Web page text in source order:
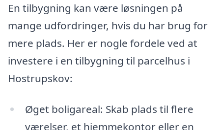
En tilbygning kan være løsningen på
mange udfordringer, hvis du har brug for
mere plads. Her er nogle fordele ved at
investere i en tilbygning til parcelhus i
Hostrupskov:
Øget boligareal: Skab plads til flere
værelser, et hjemmekontor eller en